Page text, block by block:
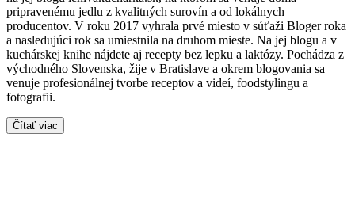
pripravenému jedlu z kvalitných surovín a od lokálnych
producentov. V roku 2017 vyhrala prvé miesto v súťaži Bloger roka
a nasledujúci rok sa umiestnila na druhom mieste. Na jej blogu a v
kuchárskej knihe nájdete aj recepty bez lepku a laktózy. Pochádza z
východného Slovenska, žije v Bratislave a okrem blogovania sa
venuje profesionálnej tvorbe receptov a videí, foodstylingu a
fotografii.
Čítať viac